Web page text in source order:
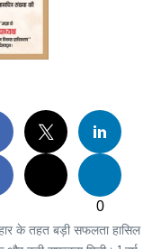
0
के तहत बड़ी सफलता हासिल